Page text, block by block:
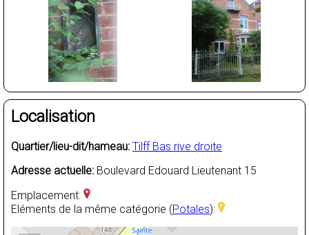
Localisation
Quartier/lieu-dit/hameau: Tilff Bas rive droite
Adresse actuelle: Boulevard Edouard Lieutenant 15
Emplacement:
Eléments de la même catégorie (Potales):